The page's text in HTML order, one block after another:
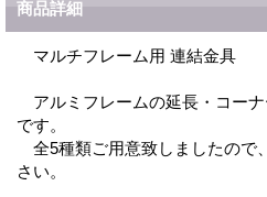
商品詳細
マルチフレーム用 連結金具
アルミフレームの延長・コー
です。
全5種類ご用意致しましたので
さい。